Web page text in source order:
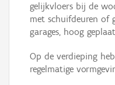
gelijkvloers bij de
met schuifdeuren of
garages, hoog
Op de verdieping
regelmatige